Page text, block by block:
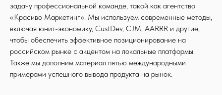
задачу профессиональной команде, такой как агентство
«Красиво Маркетинг». Мы используем современные методы,
включая юнит-экономику, CustDev, CJM, AARRR и другие,
чтобы обеспечить эффективное позиционирование на
российском рынке с акцентом на локальные платформы.
Также мы дополним материал пятью международными
примерами успешного вывода продукта на рынок.